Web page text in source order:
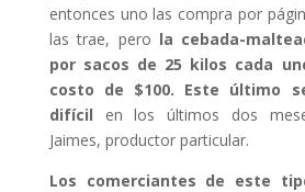
entonces uno las compra por
las trae, pero la cebada-
por sacos de 25 kilos cada
costo de $100. Este último
difícil en los últimos dos
Jaimes, productor particular.
Los comerciantes de este